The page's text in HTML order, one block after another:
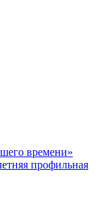
времени»
профильная